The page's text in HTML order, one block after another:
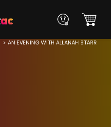
AN EVENING WITH ALLANAH STARR